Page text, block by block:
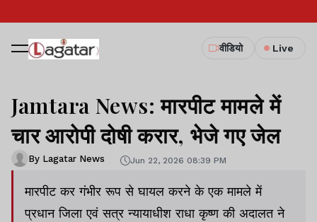
वीडियो Live
Jamtara News: मारपीट मामले में
चार आरोपी दोषी करार, भेजे गए जेल
By Lagatar News Jun 22, 2026 08:39 PM
मारपीट कर गंभीर रूप से घायल करने के एक मामले में
प्रधान जिला एवं सत्र न्यायाधीश राधा कृष्ण की अदालत ने